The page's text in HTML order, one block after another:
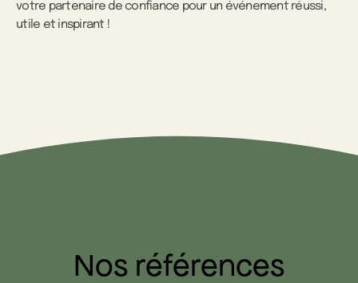
votre partenaire de confiance pour un événement réussi,
utile et inspirant !
Nos références